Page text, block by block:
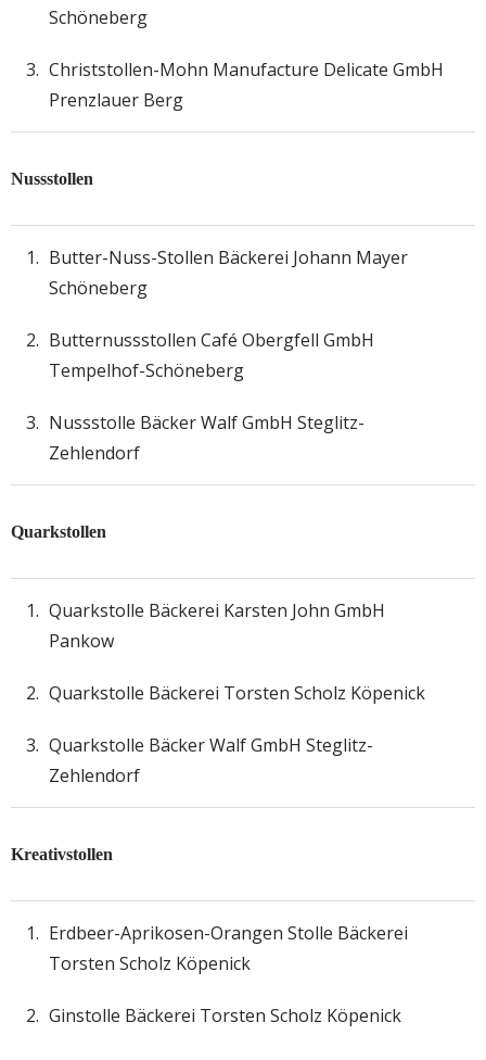
Schöneberg
Christstollen-Mohn Manufacture Delicate GmbH
Prenzlauer Berg
Nussstollen
Butter-Nuss-Stollen Bäckerei Johann Mayer
Schöneberg
Butternussstollen Café Obergfell GmbH
Tempelhof-Schöneberg
Nussstolle Bäcker Walf GmbH Steglitz-
Zehlendorf
Quarkstollen
Quarkstolle Bäckerei Karsten John GmbH
Pankow
Quarkstolle Bäckerei Torsten Scholz Köpenick
Quarkstolle Bäcker Walf GmbH Steglitz-
Zehlendorf
Kreativstollen
Erdbeer-Aprikosen-Orangen Stolle Bäckerei
Torsten Scholz Köpenick
Ginstolle Bäckerei Torsten Scholz Köpenick